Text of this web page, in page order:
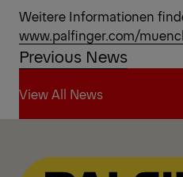
Weitere Informationen
www.palfinger.com/
Previous News
View All News